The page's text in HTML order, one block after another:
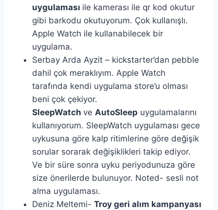
uygulaması ile kamerası ile qr kod okutur
gibi barkodu okutuyorum. Çok kullanışlı.
Apple Watch ile kullanabilecek bir
uygulama.
Serbay Arda Ayzit – kickstarter’dan pebble
dahil çok meraklıyım. Apple Watch
tarafında kendi uygulama store’u olması
beni çok çekiyor.
SleepWatch ve AutoSleep uygulamalarını
kullanıyorum. SleepWatch uygulaması gece
uykusuna göre kalp ritimlerine göre değişik
sorular sorarak değişiklikleri takip ediyor.
Ve bir süre sonra uyku periyodunuza göre
size önerilerde bulunuyor. Noted- sesli not
alma uygulaması.
Deniz Meltemi- Troy geri alım kampanyası